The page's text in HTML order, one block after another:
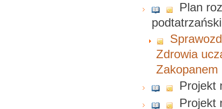
Plan
Zdrowia
Zakopanem
Projekt
Projekt